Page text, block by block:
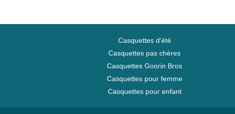
Casquettes d'été
Casquettes pas chères
Casquettes Goorin Bros
Casquettes pour femme
Casquettes pour enfant